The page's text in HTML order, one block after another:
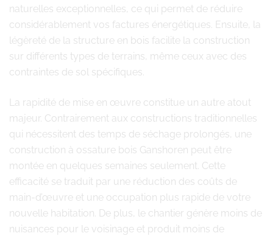
naturelles exceptionnelles, ce qui permet de réduire
considérablement vos factures énergétiques. Ensuite, la
légèreté de la structure en bois facilite la construction
sur différents types de terrains, même ceux avec des
contraintes de sol spécifiques.
La rapidité de mise en œuvre constitue un autre atout
majeur. Contrairement aux constructions traditionnelles
qui nécessitent des temps de séchage prolongés, une
construction à ossature bois Ganshoren peut être
montée en quelques semaines seulement. Cette
efficacité se traduit par une réduction des coûts de
main-d’œuvre et une occupation plus rapide de votre
nouvelle habitation. De plus, le chantier génère moins de
nuisances pour le voisinage et produit moins de